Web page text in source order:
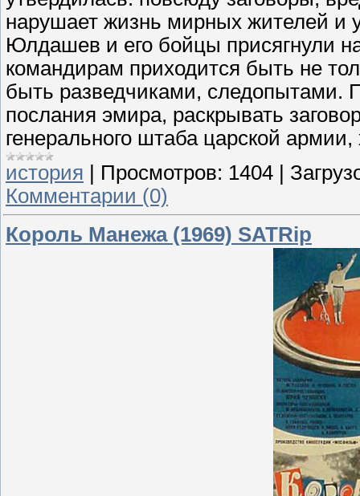
нарушает жизнь мирных жителей и
Юлдашев и его бойцы присягнули
командирам приходится быть не
быть разведчиками, следопытами.
послания эмира, раскрывать
генерального штаба царской
история
Просмотров: 1404
Комментарии (0)
Король Манежа (1969) SATRip